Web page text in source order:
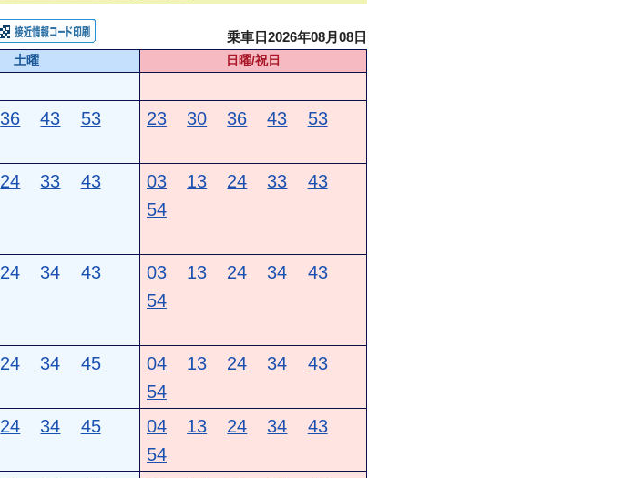
乗車日2026年08月08日
土曜
日曜/祝日
36 43 53 23 30 36 43 53
24 33
43
03 13 24 33
43
54
24 34
43
03 13 24 34
43
54
24 34
45
04 13 24 34
43
54
24 34
45
04 13 24 34
43
54